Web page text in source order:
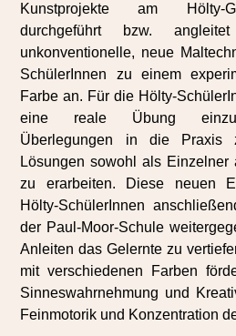
Kunstprojekte am Hölty-
durchgeführt bzw.
unkonventionelle, neue
SchülerInnen zu einem
Farbe an. Für die Hölty-
eine reale Übung
Überlegungen in die Praxis
Lösungen sowohl als
zu erarbeiten. Diese neuen
Hölty-SchülerInnen
der Paul-Moor-Schule
Anleiten das Gelernte zu
mit verschiedenen Farben
Sinneswahrnehmung und
Feinmotorik und Konzentration